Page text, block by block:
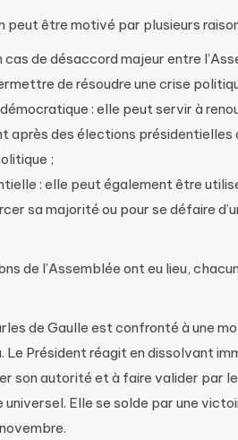
peut être motivé par plusieurs
cas de désaccord majeur entre
de résoudre une crise
: elle peut servir à
après des élections présidentielles
;
: elle peut également être
sa majorité ou pour se défaire
de l’Assemblée ont eu lieu,
de Gaulle est confronté à une
Le Président réagit en dissolvant
son autorité et à faire valider par
Elle se solde par une